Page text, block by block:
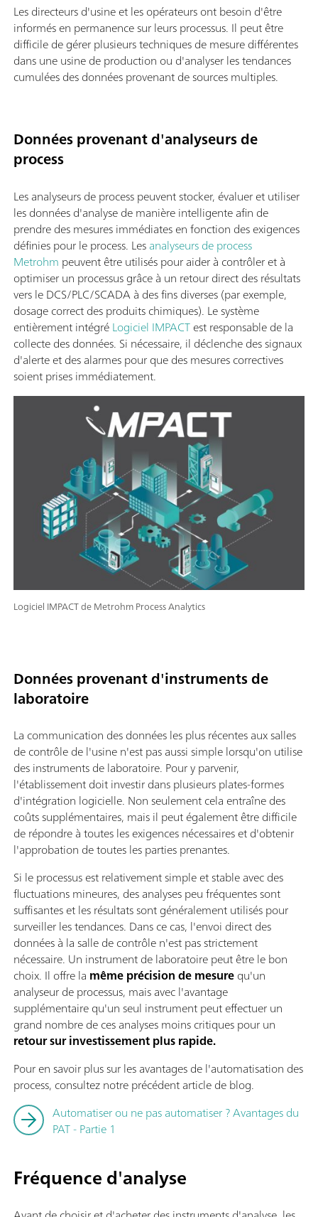
Les directeurs d'usine et les opérateurs ont besoin d'être
informés en permanence sur leurs processus. Il peut être
difficile de gérer plusieurs techniques de mesure différentes
dans une usine de production ou d'analyser les tendances
cumulées des données provenant de sources multiples.
Logiciel IMPACT de Metrohm Process Analytics
Données provenant d'analyseurs de
process
Les analyseurs de process peuvent stocker, évaluer et utiliser
les données d'analyse de manière intelligente afin de
prendre des mesures immédiates en fonction des exigences
définies pour le process. Lesanalyseurs de process
Metrohm peuvent être utilisés pour aider à contrôler et à
optimiser un processus grâce à un retour direct des résultats
vers le DCS/PLC/SCADA à des fins diverses (par exemple,
dosage correct des produits chimiques). Le système
entièrement intégréLogiciel IMPACTest responsable de la
collecte des données. Si nécessaire, il déclenche des signaux
d'alerte et des alarmes pour que des mesures correctives
soient prises immédiatement.
Données provenant d'instruments de
laboratoire
La communication des données les plus récentes aux salles
de contrôle de l'usine n'est pas aussi simple lorsqu'on utilise
des instruments de laboratoire. Pour y parvenir,
l'établissement doit investir dans plusieurs plates-formes
d'intégration logicielle. Non seulement cela entraîne des
coûts supplémentaires, mais il peut également être difficile
de répondre à toutes les exigences nécessaires et d'obtenir
l'approbation de toutes les parties prenantes.
Si le processus est relativement simple et stable avec des
fluctuations mineures, des analyses peu fréquentes sont
suffisantes et les résultats sont généralement utilisés pour
surveiller les tendances. Dans ce cas, l'envoi direct des
données à la salle de contrôle n'est pas strictement
nécessaire. Un instrument de laboratoire peut être le bon
choix. Il offre la même précision de mesurequ'un
analyseur de processus, mais avec l'avantage
supplémentaire qu'un seul instrument peut effectuer un
grand nombre de ces analyses moins critiques pour un
retour sur investissement plus rapide.
Pour en savoir plus sur les avantages de l'automatisation des
process, consultez notre précédent article de blog.
Automatiser ou ne pas automatiser ? Avantages du
PAT - Partie 1
Fréquence d'analyse